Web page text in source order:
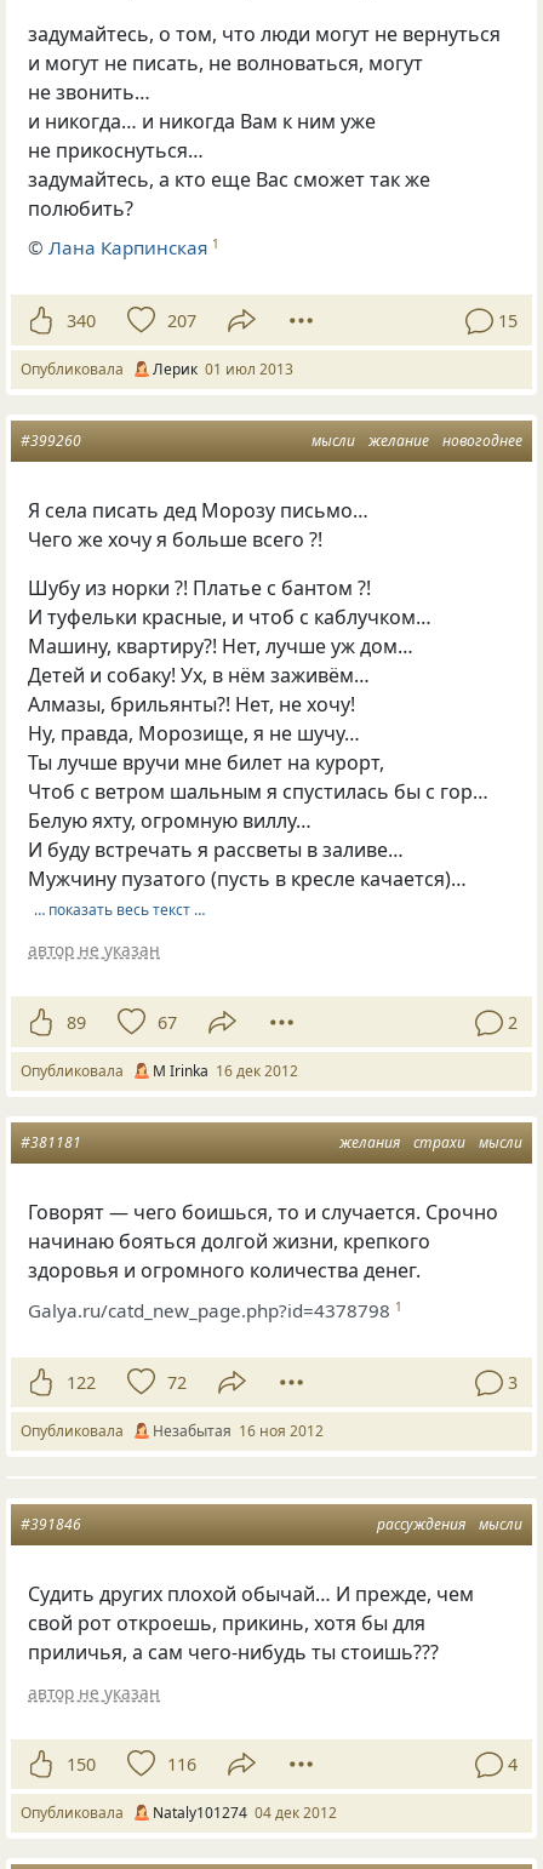
задумайтесь, о том, что люди могут не вернуться
и могут не писать, не волноваться, могут
не звонить…
и никогда… и никогда Вам к ним уже
не прикоснуться…
задумайтесь, а кто еще Вас сможет так же
полюбить?
©Лана Карпинская 1
340 207 15
Опубликовала Лерик 01 июл 2013
мысли желание новогоднее
#399260
Я села писать дед Морозу письмо…
Чего же хочу я больше всего ?!
Шубу из норки ?! Платье с бантом ?!
И туфельки красные, и чтоб с каблучком…
Машину, квартиру?! Нет, лучше уж дом…
Детей и собаку! Ух, в нём заживём…
Алмазы, брильянты?! Нет, не хочу!
Ну, правда, Морозище, я не шучу…
Ты лучше вручи мне билет на курорт,
Чтоб с ветром шальным я спустилась бы с гор…
Белую яхту, огромную виллу…
И буду встречать я рассветы в заливе…
Мужчину пузатого (пусть в кресле качается)…
… показать весь текст …
автор не указан
89 67 2
Опубликовала М Irinka 16 дек 2012
желания страхи мысли
#381181
Говорят — чего боишься, то и случается. Срочно
начинаю бояться долгой жизни, крепкого
здоровья и огромного количества денег.
Galya.ru/catd_new_page.php?id=4378798 1
122 72 3
Опубликовала Незабытая 16 ноя 2012
рассуждения мысли
#391846
Судить других плохой обычай… И прежде, чем
свой рот откроешь, прикинь, хотя бы для
приличья, а сам чего-нибудь ты стоишь???
автор не указан
150 116 4
Опубликовала Nataly101274 04 дек 2012